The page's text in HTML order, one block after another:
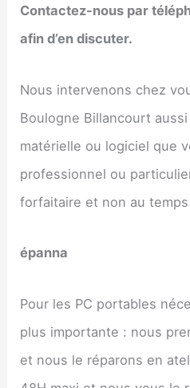
Contactez-nous par
afin d’en discuter.
Nous intervenons chez
Boulogne Billancourt
matérielle ou logiciel que
professionnel ou
forfaitaire et non au temps
épanna
Pour les PC portables
plus importante : nous
et nous le réparons en